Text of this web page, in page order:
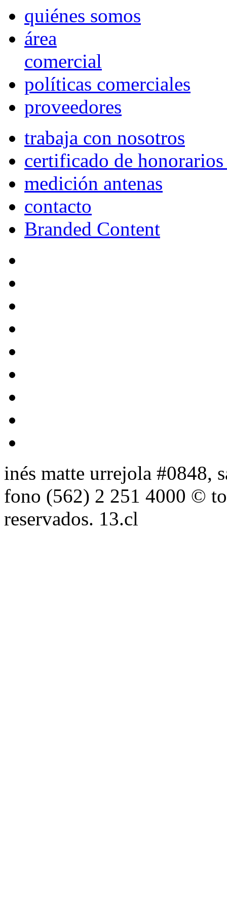
quiénes somos
área
comercial
políticas comerciales
proveedores
trabaja con nosotros
certificado de
medición antenas
contacto
Branded Content
inés matte urrejola #0848,
fono (562) 2 251 4000 ©
reservados. 13.cl